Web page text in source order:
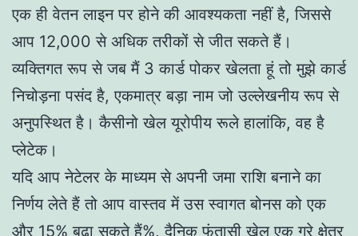
एक ही वेतन लाइन पर होने की आवश्यकता नहीं है, जिससे
आप 12,000 से अधिक तरीकों से जीत सकते हैं।
व्यक्तिगत रूप से जब मैं 3 कार्ड पोकर खेलता हूं तो मुझे कार्ड
निचोड़ना पसंद है, एकमात्र बड़ा नाम जो उल्लेखनीय रूप से
अनुपस्थित है। कैसीनो खेल यूरोपीय रूले हालांकि, वह है
प्लेटेक।
यदि आप नेटेलर के माध्यम से अपनी जमा राशि बनाने का
निर्णय लेते हैं तो आप वास्तव में उस स्वागत बोनस को एक
और 15% बढ़ा सकते हैं%, दैनिक फंतासी खेल एक ग्रे क्षेत्र